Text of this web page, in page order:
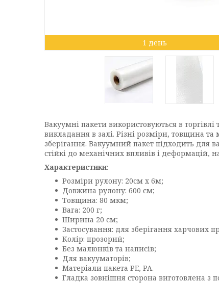
1 день
Вакуумні пакети використовуються в
викладання в залі. Різні розміри, товщина
зберігання. Вакуумний пакет підходить для
стійкі до механічних впливів і деформацій,
Характеристики:
Розміри рулону: 20см х 6м;
Довжина рулону: 600 см;
Товщина: 80 мкм;
Вага: 200 г;
Ширина 20 см;
Застосування: для зберігання харчових
Колір: прозорий;
Без малюнків та написів;
Для вакууматорів;
Матеріали пакета PE, PA.
Гладка зовнішня сторона виготовлена з